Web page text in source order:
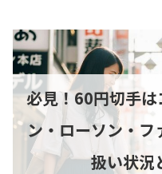
必見！60円切手
ン・ローソン・フ
扱い状況